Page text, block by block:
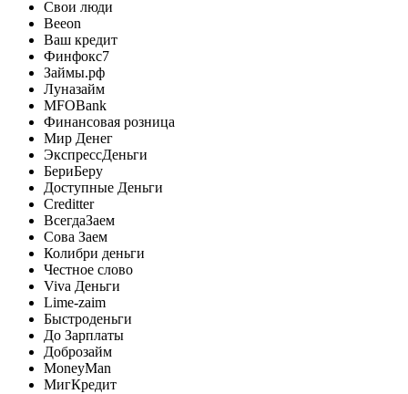
Свои люди
Beeon
Ваш кредит
Финфокс7
Займы.рф
Луназайм
MFOBank
Финансовая розница
Мир Денег
ЭкспрессДеньги
БериБеру
Доступные Деньги
Creditter
ВсегдаЗаем
Сова Заем
Колибри деньги
Честное слово
Viva Деньги
Lime-zaim
Быстроденьги
До Зарплаты
Доброзайм
MoneyMan
МигКредит